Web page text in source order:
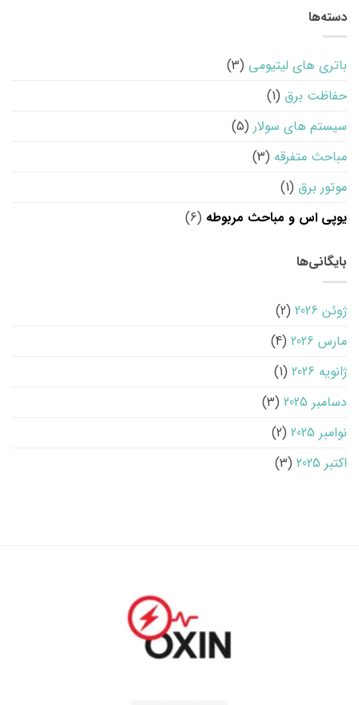
دسته‌ها
باتری های لیتیومی (3)
حفاظت برق (1)
سیستم های سولار (5)
مباحث متفرقه (3)
موتور برق (1)
یوپی اس و مباحث مربوطه (6)
بایگانی‌ها
ژوئن 2026
(2)
مارس 2026
(4)
ژانویه 2026
(1)
دسامبر 2025
(3)
نوامبر 2025
(2)
اکتبر 2025
(3)